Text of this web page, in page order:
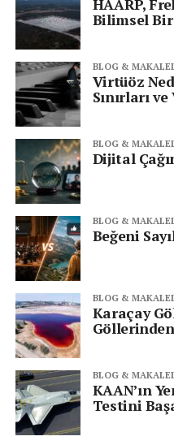
HAARP,
Bilimsel
BLOG &
Virtüöz
Sınırları
BLOG &
Dijital
BLOG &
Beğeni
BLOG &
Karaçay
BLOG &
KAAN’ın
Testini